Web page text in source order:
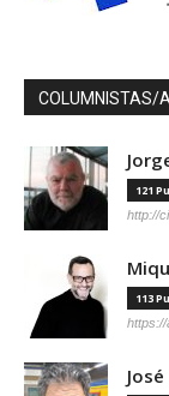
COLUMNISTAS/
121
http://
113